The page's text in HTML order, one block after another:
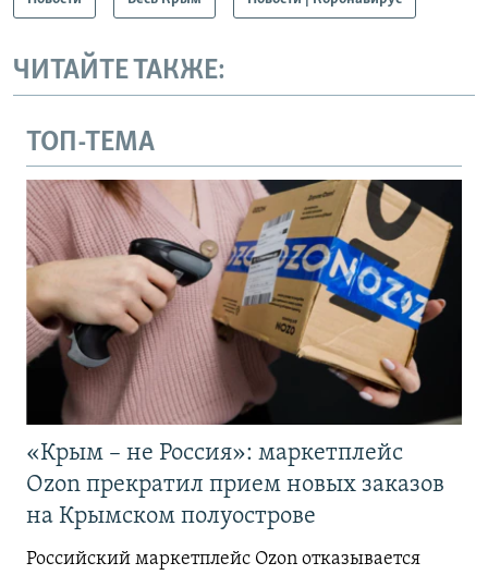
ЧИТАЙТЕ ТАКЖЕ:
ТОП-ТЕМА
«Крым – не Россия»: маркетплейс
Ozon прекратил прием новых заказов
на Крымском полуострове
Российский маркетплейс Ozon отказывается